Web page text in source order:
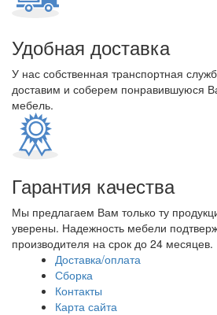
Удобная доставка
У нас собственная транспортная
доставим и соберем понравившуюся
мебель.
Гарантия качества
Мы предлагаем Вам только ту
уверены. Надежность мебели
производителя на срок до 24 месяцев.
Доставка/оплата
Сборка
Контакты
Карта сайта